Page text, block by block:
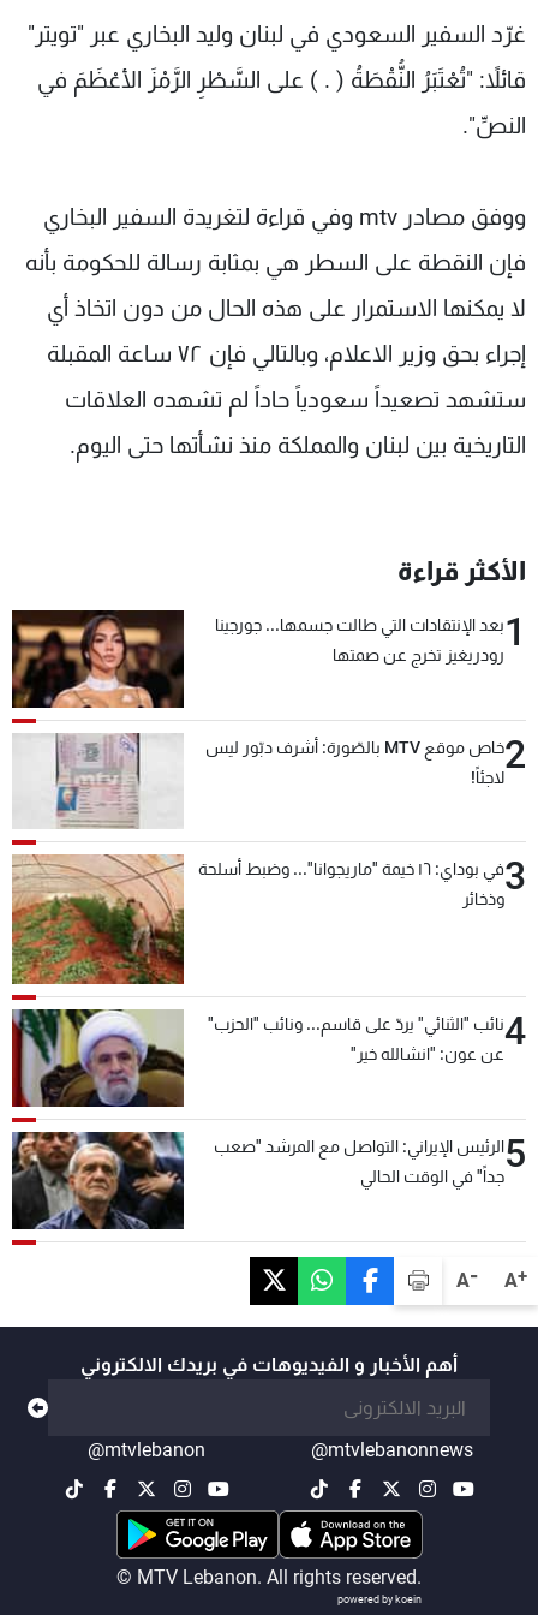
A+
A-
غرّد السفير السعودي في لبنان وليد البخاري عبر "تويتر"
قائلاً: "تُعْتَبَرُ النُّقْطَةُ ( . ) على السَّطْرِ الرَّمْزَ الأعْظَمَ في
النصِّ".
ووفق مصادر mtv وفي قراءة لتغريدة السفير البخاري
فإن النقطة على السطر هي بمثابة رسالة للحكومة بأنه
لا يمكنها الاستمرار على هذه الحال من دون اتخاذ أي
إجراء بحق وزير الاعلام، وبالتالي فإن ٧٢ ساعة المقبلة
ستشهد تصعيداً سعودياً حاداً لم تشهده العلاقات
التاريخية بين لبنان والمملكة منذ نشأتها حتى اليوم.
الأكثر قراءة
1بعد الإنتقادات التي طالت جسمها... جورجينا
رودريغيز تخرج عن صمتها
2
خاص موقع MTV بالصّورة: أشرف دبّور ليس
لاجئاً!
3
في بوداي: ١٦ خيمة "ماريجوانا"... وضبط أسلحة
وذخائر
4نائب "الثنائي" يردّ على قاسم... ونائب "الحزب"
عن عون: "انشالله خير"
5الرئيس الإيراني: التواصل مع المرشد "صعب
جداً" في الوقت الحالي
أهم الأخبار و الفيديوهات في بريدك الالكتروني
@mtvlebanonnews
@mtvlebanon
© MTV Lebanon. All rights reserved.
powered by koein
شاهد البرامج
عن MTV
سياسة الخصوصية